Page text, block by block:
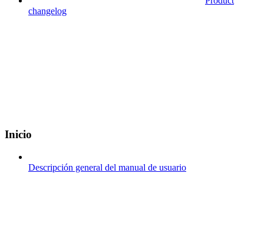
changelog
Inicio
Descripción general del manual de usuario